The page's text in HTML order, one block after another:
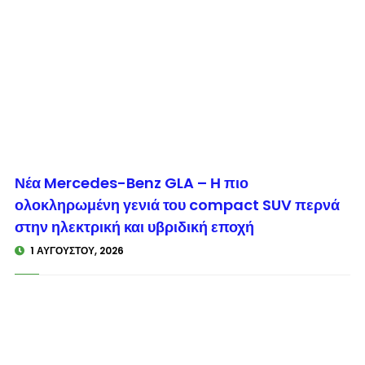
Νέα Mercedes-Benz GLA – Η πιο
ολοκληρωμένη γενιά του compact SUV περνά
στην ηλεκτρική και υβριδική εποχή
1 ΑΥΓΟΎΣΤΟΥ, 2026